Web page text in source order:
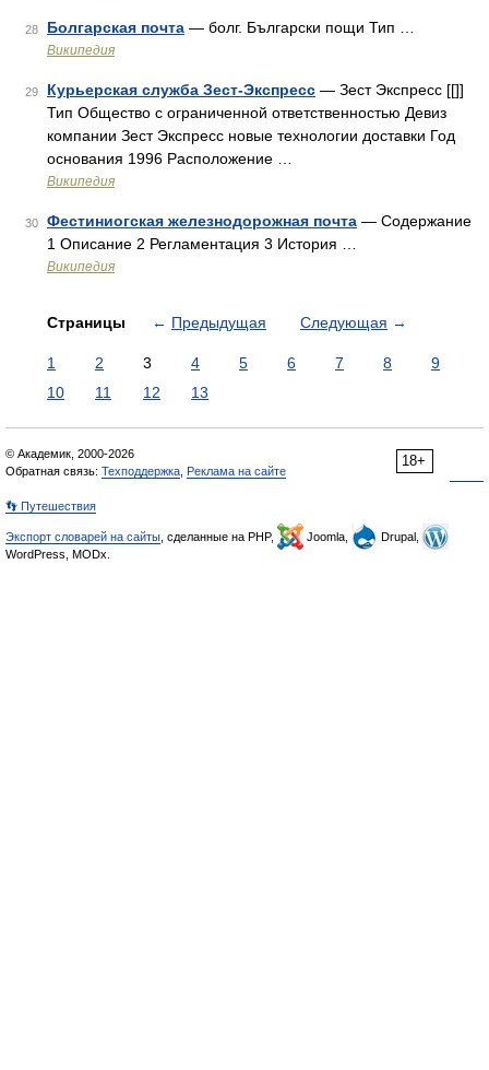
28 Болгарская почта — болг. Български пощи Тип …
Википедия
29 Курьерская служба Зест-Экспресс — Зест Экспресс [[]]
Тип Общество с ограниченной ответственностью Девиз
компании Зест Экспресс новые технологии доставки Год
основания 1996 Расположение …
Википедия
30 Фестиниогская железнодорожная почта — Содержание
1 Описание 2 Регламентация 3 История …
Википедия
Страницы ← Предыдущая Следующая →
1 2 3 4 5 6 7 8
9
10
11 12 13
18+
© Академик, 2000-2026
Обратная связь: Техподдержка Реклама на сайте
👣 Путешествия
Экспорт словарей на сайты , сделанные на PHP, Joomla,
Drupal,
WordPress, MODx.